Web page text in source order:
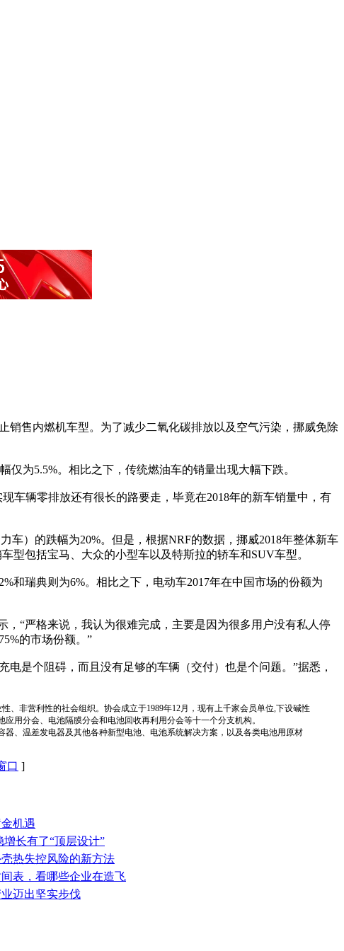
售内燃机车型。为了减少二氧化碳排放以及空气污染，挪威免除
仅为5.5%。相比之下，传统燃油车的销量出现大幅下跌。
车辆零排放还有很长的路要走，毕竟在2018年的新车销量中，有
车）的跌幅为20%。但是，根据NRF的数据，挪威2018年整体新车
型包括宝马、大众的小型车以及特斯拉的轿车和SUV车型。
和瑞典则为6%。相比之下，电动车2017年在中国市场的份额为
，“严格来说，我认为很难完成，主要是因为很多用户没有私人停
的市场份额。”
是个阻碍，而且没有足够的车辆（交付）也是个问题。”据悉，
、非营利性的社会组织。协会成立于1989年12月，现有上千家会员单位,下设碱性
用分会、电池隔膜分会和电池回收再利用分会等十一个分支机构。
、温差发电器及其他各种新型电池、电池系统解决方案，以及各类电池用原材
口 ]
机遇
长有了“顶层设计”
热失控风险的新方法
表，看哪些企业在造飞
迈出坚实步伐